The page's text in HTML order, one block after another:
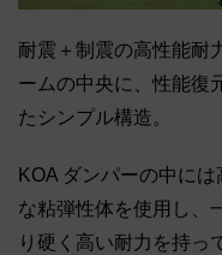
耐震＋制震の高性能耐
ームの中央に、性能復
たシンプル構造。
KOA ダンパーの中に
な粘弾性体を使用し、
り硬く高い耐力を持っ